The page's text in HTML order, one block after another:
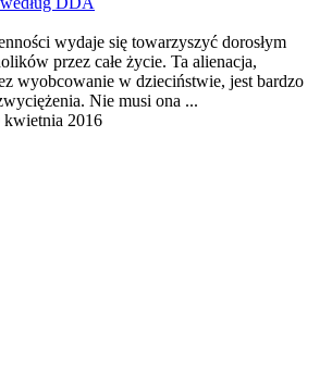
wydaje się towarzyszyć dorosłym
przez całe życie. Ta alienacja,
wyobcowanie w dzieciństwie, jest bardzo
Nie musi ona ...
2016